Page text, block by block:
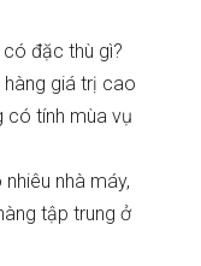
đặc thù gì?
hàng giá trị cao
có tính mùa vụ
nhà máy,
tập trung ở